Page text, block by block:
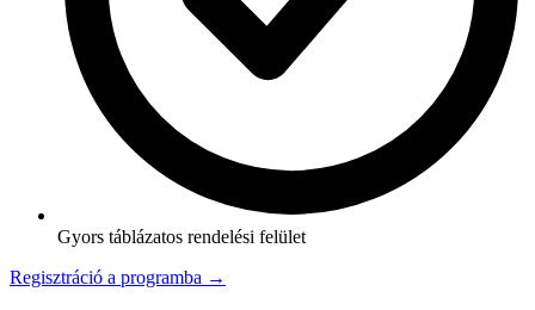
Gyors táblázatos rendelési felület
Regisztráció a programba →